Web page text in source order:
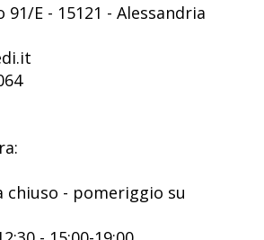
E - 15121 - Alessandria
chiuso - pomeriggio su